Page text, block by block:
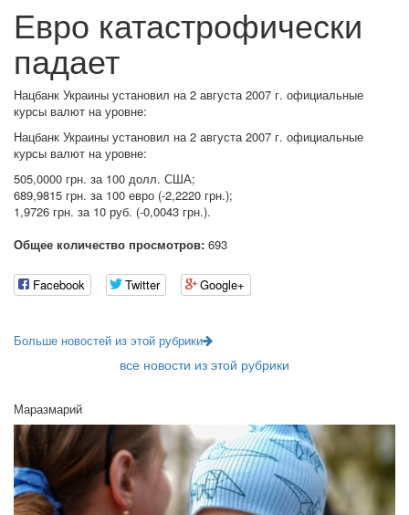
Евро катастрофически
падает
Нацбанк Украины установил на 2 августа 2007 г. официальные
курсы валют на уровне:
Нацбанк Украины установил на 2 августа 2007 г. официальные
курсы валют на уровне:
505,0000 грн. за 100 долл. США;
689,9815 грн. за 100 евро (-2,2220 грн.);
1,9726 грн. за 10 руб. (-0,0043 грн.).
Общее количество просмотров: 693
Facebook Twitter Google+
Больше новостей из этой рубрики
все новости из этой рубрики
Маразмарий